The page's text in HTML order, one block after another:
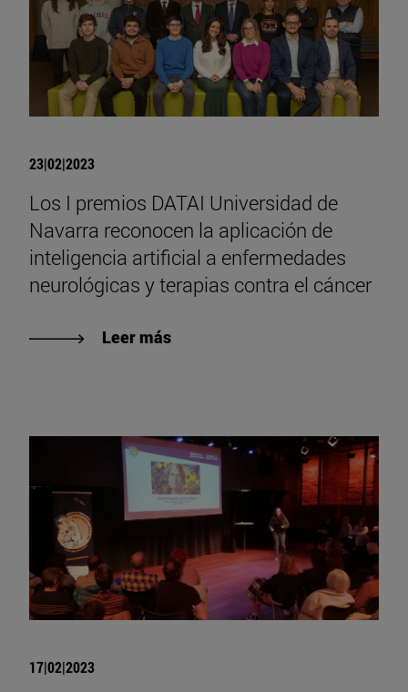
23|02|2023
Los I premios DATAI Universidad de
Navarra reconocen la aplicación de
inteligencia artificial a enfermedades
neurológicas y terapias contra el cáncer
Leer más
17|02|2023